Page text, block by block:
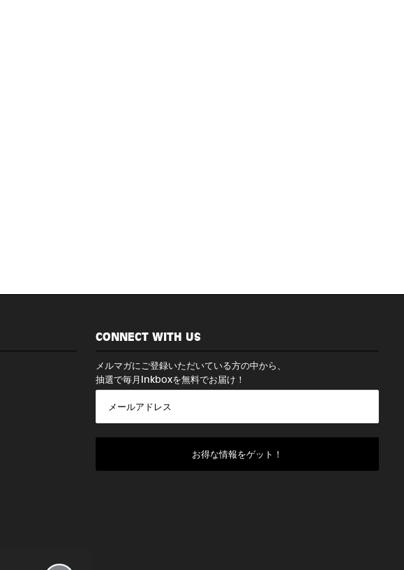
CONNECT WITH US
メルマガにご登録いただいている方の中から、
抽選で毎月Inkboxを無料でお届け！